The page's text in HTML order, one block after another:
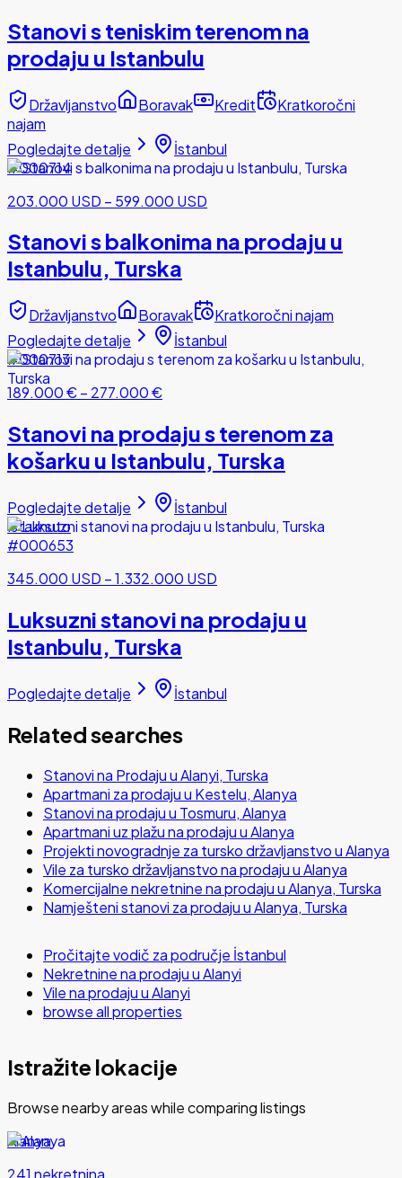
Stanovi s teniskim terenom na
prodaju u Istanbulu
Državljanstvo Boravak Kredit
Kratkoročni
najam
Pogledajte detalje
İstanbul
#000714
203.000 USD – 599.000 USD
Stanovi s balkonima na prodaju u
Istanbulu, Turska
Državljanstvo Boravak
Kratkoročni najam
Pogledajte detalje
İstanbul
#000713
189.000 €– 277.000 €
Stanovi na prodaju s terenom za
košarku u Istanbulu, Turska
Pogledajte detalje
İstanbul
Istaknuto
#000653
345.000 USD –1.332.000 USD
Luksuzni stanovi na prodaju u
Istanbulu, Turska
Pogledajte detalje İstanbul
Related searches
Stanovi na Prodaju u Alanyi, Turska
Apartmani za prodaju u Kestelu, Alanya
Stanovi na prodaju u Tosmuru, Alanya
Apartmani uz plažu na prodaju u Alanya
Projekti novogradnje za tursko državljanstvo u Alanya
Vile za tursko državljanstvo na prodaju u Alanya
Komercijalne nekretnine na prodaju u Alanya, Turska
Namješteni stanovi za prodaju u Alanya, Turska
Pročitajte vodič za područje İstanbul
Nekretnine na prodaju u Alanyi
Vile na prodaju u Alanyi
browse all properties
Istražite lokacije
Browse nearby areas while comparing listings
Alanya
241 nekretnina